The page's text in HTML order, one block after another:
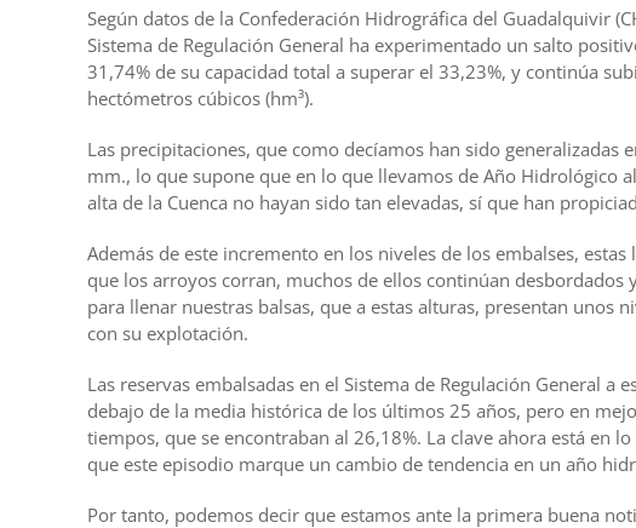
Según datos de la Confederación Hidrográfica del Guadalquivir
Sistema de Regulación General ha experimentado un salto
31,74% de su capacidad total a superar el 33,23%, y continúa
hectómetros cúbicos (hm³).
Las precipitaciones, que como decíamos han sido generalizadas
mm., lo que supone que en lo que llevamos de Año Hidrológico
alta de la Cuenca no hayan sido tan elevadas, sí que han
Además de este incremento en los niveles de los embalses,
que los arroyos corran, muchos de ellos continúan
para llenar nuestras balsas, que a estas alturas, presentan unos
con su explotación.
Las reservas embalsadas en el Sistema de Regulación General a
debajo de la media histórica de los últimos 25 años, pero en
tiempos, que se encontraban al 26,18%. La clave ahora está en
que este episodio marque un cambio de tendencia en un año
Por tanto, podemos decir que estamos ante la primera buena